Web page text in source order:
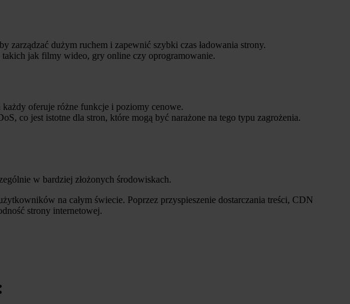
dużym ruchem i zapewnić szybki czas ładowania strony.
jak filmy wideo, gry online czy oprogramowanie.
oferuje różne funkcje i poziomy cenowe.
co jest istotne dla stron, które mogą być narażone na tego typu zagrożenia.
w bardziej złożonych środowiskach.
na całym świecie. Poprzez przyspieszenie dostarczania treści, CDN
strony internetowej.